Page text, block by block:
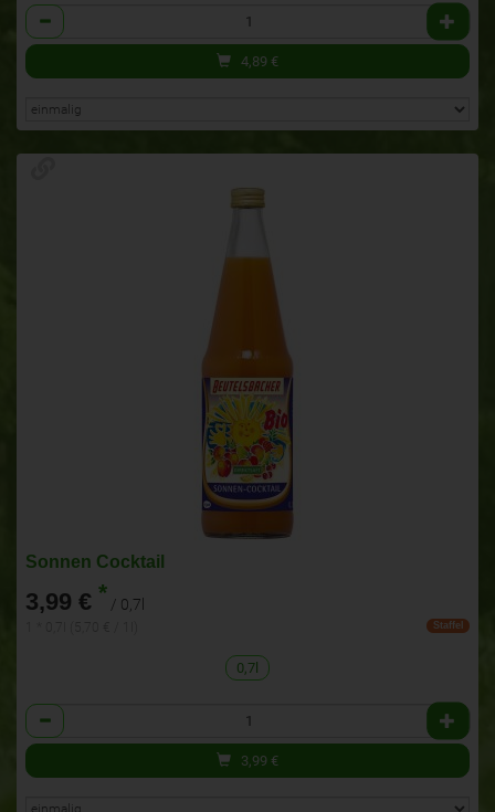
Anzahl
4,89 €
Sonnen Cocktail
3,99 € * / 0,7l
Staffel
0,7l
Anzahl
3,99 €